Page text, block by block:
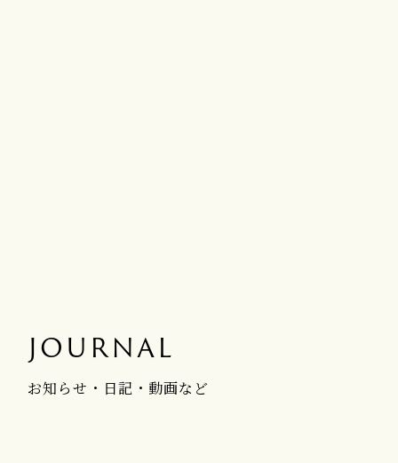
JOURNAL
お知らせ・日記・動画など